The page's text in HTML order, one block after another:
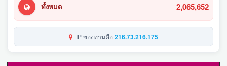
ทั้งหมด 2,065,652
IP ของท่านคือ216.73.216.175